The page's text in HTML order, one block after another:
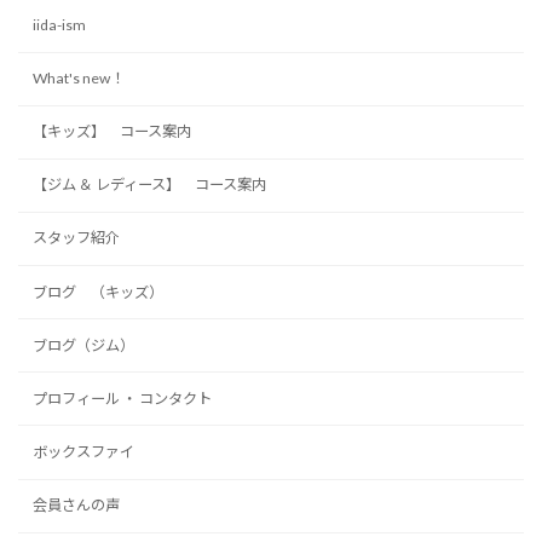
iida-ism
What's new！
【キッズ】 コース案内
【ジム ＆ レディース】 コース案内
スタッフ紹介
ブログ （キッズ）
ブログ（ジム）
プロフィール ・ コンタクト
ボックスファイ
会員さんの声